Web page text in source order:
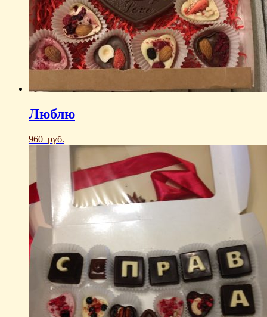
Люблю
960 руб.